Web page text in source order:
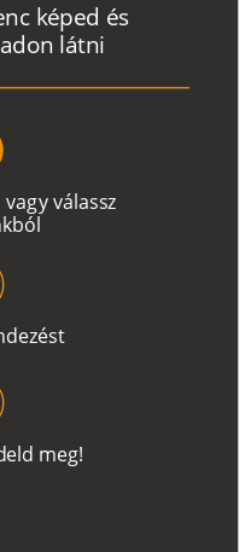
vagyválassz
kból
nc képed és
adon látni
dezést
eld meg!